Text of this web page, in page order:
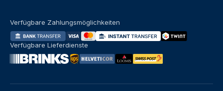
Verfügbare Zahlungsmöglichkeiten
Verfügbare Lieferdienste